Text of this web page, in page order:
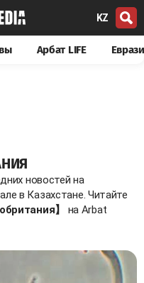
KZ
Арбат LIFE
новостей на
в Казахстане. Читайте
】
на Arbat